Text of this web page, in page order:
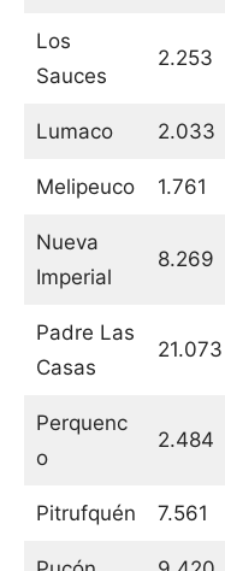
Los
Sauces
2.253
Lumaco 2.033
Melipeuco 1.761
Nueva
Imperial
8.269
Padre Las
Casas
21.073
Perquenc
o
2.484
Pitrufquén 7.561